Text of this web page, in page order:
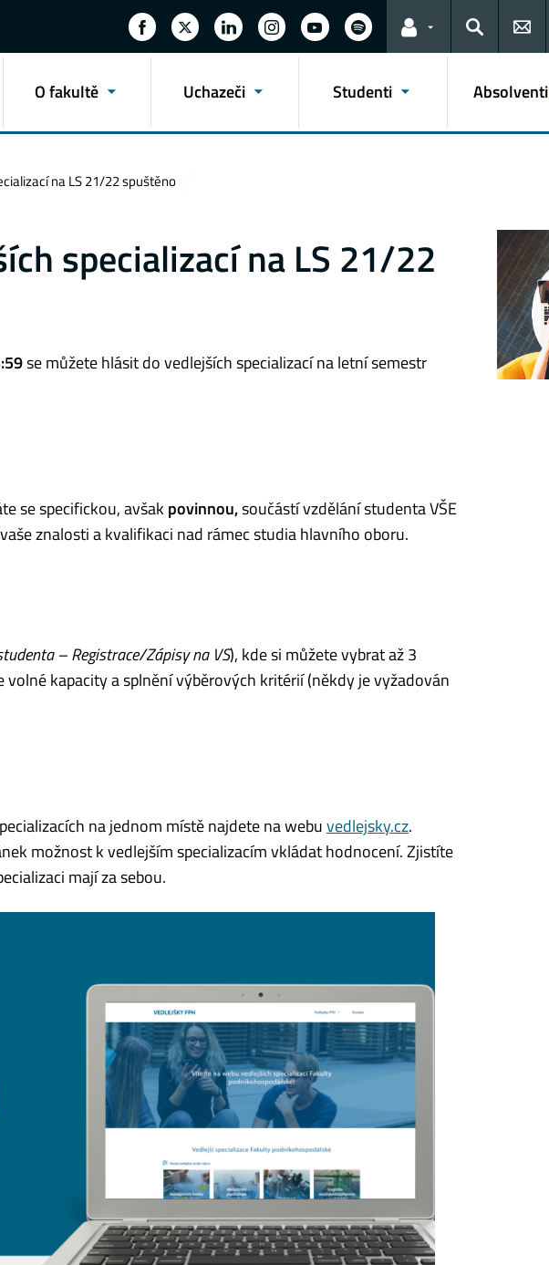
Odkazy pro uživatele
Hledat
O fakultě Uchazeči Studenti Absolventi
na LS 21/22 spuštěno
specializací na LS 21/22
se můžete hlásit do vedlejších specializací na letní semestr
se specifickou, avšak povinnou,součástí vzdělání studenta VŠE
znalosti a kvalifikaci nad rámec studia hlavního oboru.
– Registrace/Zápisy na VS), kde si můžete vybrat až 3
kapacity a splnění výběrových kritérií (někdy je vyžadován
na jednom místě najdete na webuvedlejsky.cz.
možnost k vedlejším specializacím vkládat hodnocení. Zjistíte
mají za sebou.